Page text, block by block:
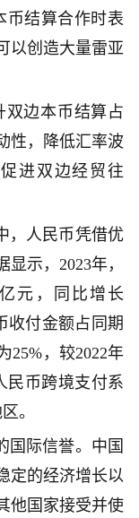
币结算合作时表
以创造大量雷亚
双边本币结算占
性，降低汇率波
进双边经贸往
，人民币凭借优
示，2023年，
元，同比增长
收付金额占同期
25%，较2022年
民币跨境支付系
。
国际信誉。中国
定的经济增长以
他国家接受并使